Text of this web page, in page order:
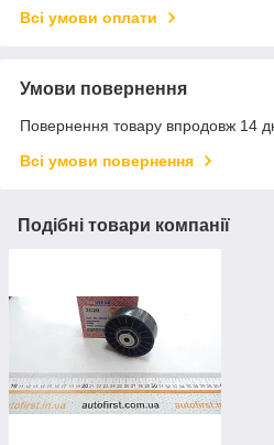
Всі умови оплати
Умови повернення
Повернення товару впродовж 14
Всі умови повернення
Подібні товари компанії